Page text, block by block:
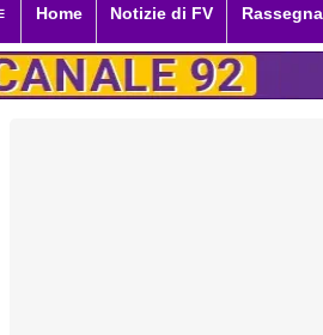
Home Notizie di FV